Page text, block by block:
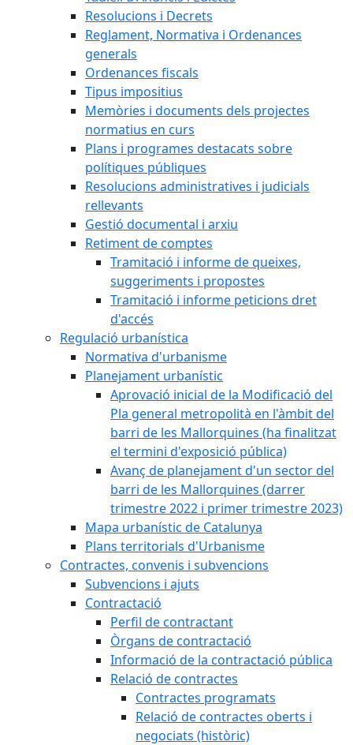
Resolucions i Decrets
Reglament, Normativa i Ordenances
generals
Ordenances fiscals
Tipus impositius
Memòries i documents dels projectes
normatius en curs
Plans i programes destacats sobre
polítiques públiques
Resolucions administratives i judicials
rellevants
Gestió documental i arxiu
Retiment de comptes
Tramitació i informe de queixes,
suggeriments i propostes
Tramitació i informe peticions dret
d'accés
Regulació urbanística
Normativa d'urbanisme
Planejament urbanístic
Aprovació inicial de la Modificació del
Pla general metropolità en l'àmbit del
barri de les Mallorquines (ha finalitzat
el termini d'exposició pública)
Avanç de planejament d'un sector del
barri de les Mallorquines (darrer
trimestre 2022 i primer trimestre 2023)
Mapa urbanístic de Catalunya
Plans territorials d'Urbanisme
Contractes, convenis i subvencions
Subvencions i ajuts
Contractació
Perfil de contractant
Òrgans de contractació
Informació de la contractació pública
Relació de contractes
Contractes programats
Relació de contractes oberts i
negociats (històric)